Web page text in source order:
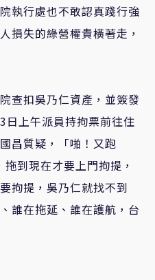
執行處也不敢認真踐行強
損失的綠營權貴橫著走，
查扣吳乃仁資產，並簽發
日上午派員持拘票前往住
昌質疑，「啪！又跑
到現在才要上門拘提，
拘提，吳乃仁就找不到
誰在拖延、誰在護航，台